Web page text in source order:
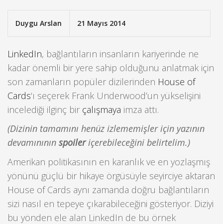
Duygu Arslan 21 Mayıs 2014
LinkedIn, bağlantıların insanların kariyerinde ne
kadar önemli bir yere sahip olduğunu anlatmak için
son zamanların popüler dizilerinden House of
Cards‘ı seçerek Frank Underwood’un yükselişini
incelediği ilginç bir çalışmaya imza attı.
(Dizinin tamamını henüz izlememişler için yazının
devamınının spoileriçerebileceğini belirtelim.)
Amerikan politikasının en karanlık ve en yozlaşmış
yönünü güçlü bir hikaye örgüsüyle seyirciye aktaran
House of Cards aynı zamanda doğru bağlantıların
sizi nasıl en tepeye çıkarabileceğini gösteriyor. Diziyi
bu yönden ele alan LinkedIn de bu örnek